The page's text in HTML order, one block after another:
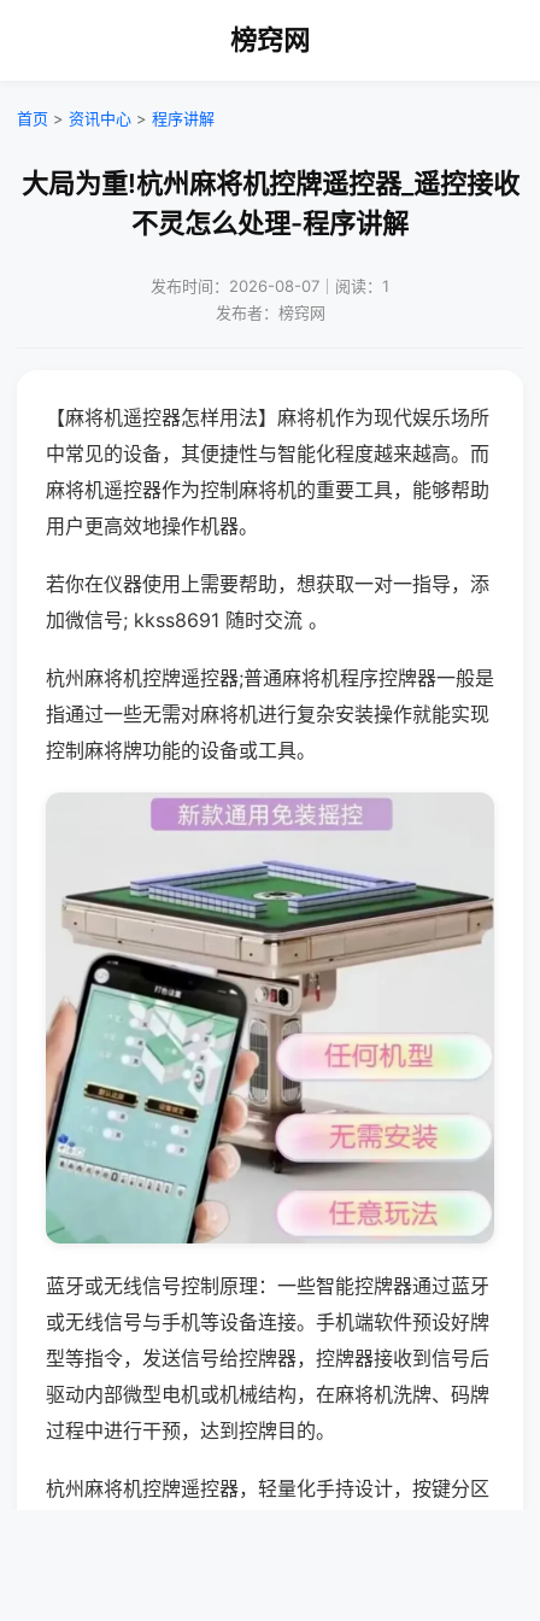
榜窍网
首页 > 资讯中心 > 程序讲解
大局为重!杭州麻将机控牌遥控器_遥控接收
不灵怎么处理-程序讲解
发布时间：2026-08-07｜阅读：1
发布者：榜窍网
【麻将机遥控器怎样用法】麻将机作为现代娱乐场所
中常见的设备，其便捷性与智能化程度越来越高。而
麻将机遥控器作为控制麻将机的重要工具，能够帮助
用户更高效地操作机器。
若你在仪器使用上需要帮助，想获取一对一指导，添
加微信号; kkss8691 随时交流 。
杭州麻将机控牌遥控器;普通麻将机程序控牌器一般是
指通过一些无需对麻将机进行复杂安装操作就能实现
控制麻将牌功能的设备或工具。
蓝牙或无线信号控制原理：一些智能控牌器通过蓝牙
或无线信号与手机等设备连接。手机端软件预设好牌
型等指令，发送信号给控牌器，控牌器接收到信号后
驱动内部微型电机或机械结构，在麻将机洗牌、码牌
过程中进行干预，达到控牌目的。
杭州麻将机控牌遥控器，轻量化手持设计，按键分区